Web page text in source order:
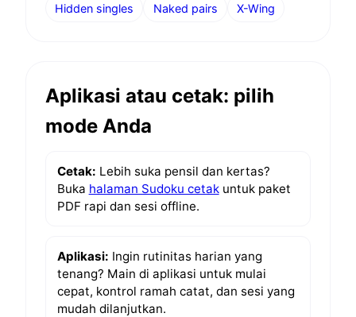
Hidden singles Naked pairs X-Wing
Aplikasi atau cetak: pilih
mode Anda
Cetak: Lebih suka pensil dan kertas?
Buka halaman Sudoku cetakuntuk paket
PDF rapi dan sesi offline.
Aplikasi: Ingin rutinitas harian yang
tenang? Main di aplikasi untuk mulai
cepat, kontrol ramah catat, dan sesi yang
mudah dilanjutkan.